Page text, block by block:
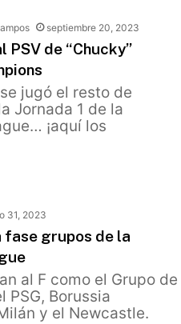
septiembre 20, 2023
PSV de “Chucky”
jugó el resto de
Jornada 1 de la
¡aquí los
31, 2023
fase grupos de la
al F como el Grupo de
PSG, Borussia
y el Newcastle.